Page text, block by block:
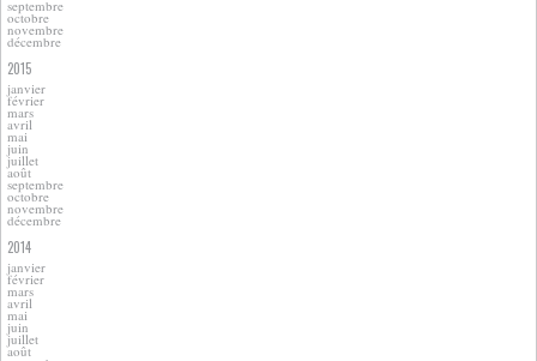
septembre
octobre
novembre
décembre
2015
janvier
février
mars
avril
mai
juin
juillet
août
septembre
octobre
novembre
décembre
2014
janvier
février
mars
avril
mai
juin
juillet
août